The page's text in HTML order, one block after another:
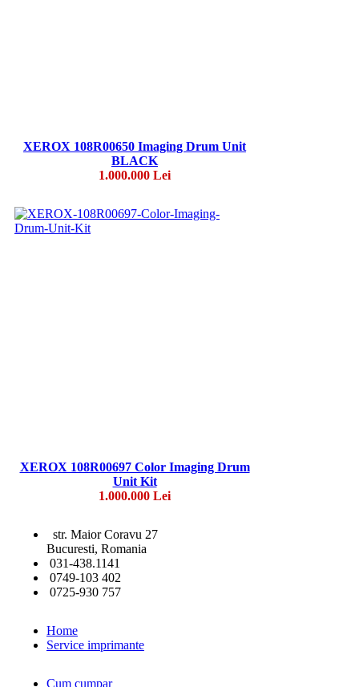
XEROX 108R00650 Imaging Drum Unit
BLACK
1.000.000 Lei
XEROX 108R00697 Color Imaging Drum
Unit Kit
1.000.000 Lei
str. Maior Coravu 27
Bucuresti, Romania
031-438.1141
0749-103 402
0725-930 757
Home
Service imprimante
Cum cumpar